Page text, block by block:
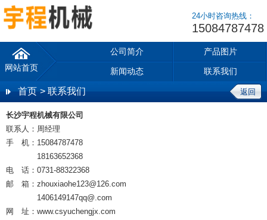
24小时咨询热线：
15084787478
网站首页
公司简介 产品图片
新闻动态 联系我们
首页 > 联系我们 返回
长沙宇程机械有限公司
联系人：周经理
手 机：15084787478
18163652368
电 话：0731-88322368
邮 箱：zhouxiaohe123@126.com
1406149147qq@.com
网 址：www.csyuchengjx.com